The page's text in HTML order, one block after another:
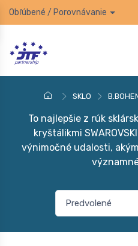
Obľúbené / Porovnávanie
SKLO
To najlepšie z rúk
kryštálikmi
výnimočné udalosti,